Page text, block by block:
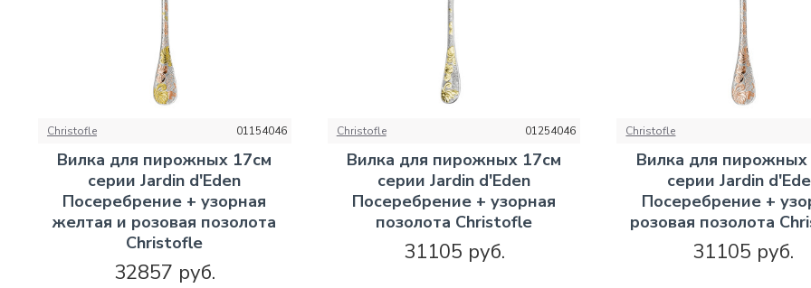
Christofle 01154046
Вилка для пирожных 17см
серии Jardin d'Eden
Посеребрение + узорная
желтая и розовая позолота
Christofle
32857 руб.
Christofle 01254046
Вилка для пирожных 17см
серии Jardin d'Eden
Посеребрение + узорная
позолота Christofle
31105 руб.
Christofle
Вилка для пирожных
серии Jardin
Посеребрение +
розовая позолота
31105 руб.